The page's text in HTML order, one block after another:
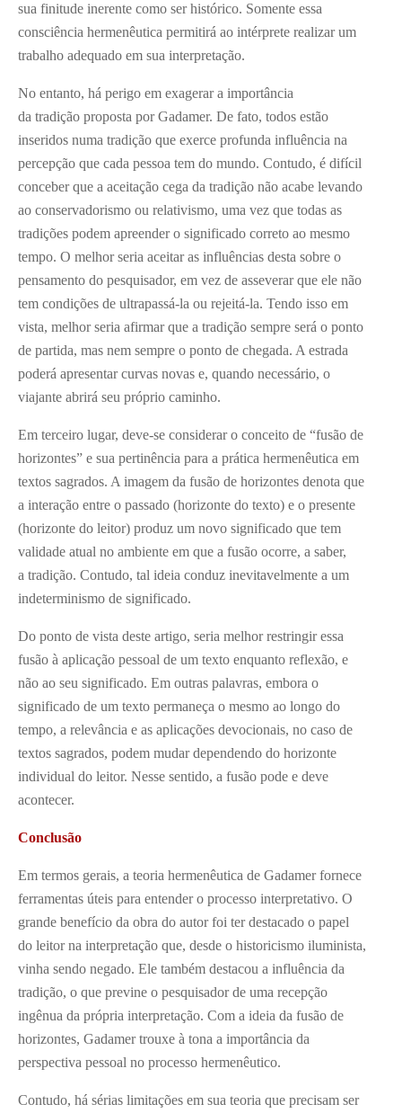
sua finitude inerente como ser histórico. Somente essa
consciência hermenêutica permitirá ao intérprete realizar um
trabalho adequado em sua interpretação.
No entanto, há perigo em exagerar a importância
da tradição proposta por Gadamer. De fato, todos estão
inseridos numa tradição que exerce profunda influência na
percepção que cada pessoa tem do mundo. Contudo, é difícil
conceber que a aceitação cega da tradição não acabe levando
ao conservadorismo ou relativismo, uma vez que todas as
tradições podem apreender o significado correto ao mesmo
tempo. O melhor seria aceitar as influências desta sobre o
pensamento do pesquisador, em vez de asseverar que ele não
tem condições de ultrapassá-la ou rejeitá-la. Tendo isso em
vista, melhor seria afirmar que a tradição sempre será o ponto
de partida, mas nem sempre o ponto de chegada. A estrada
poderá apresentar curvas novas e, quando necessário, o
viajante abrirá seu próprio caminho.
Em terceiro lugar, deve-se considerar o conceito de “fusão de
horizontes” e sua pertinência para a prática hermenêutica em
textos sagrados. A imagem da fusão de horizontes denota que
a interação entre o passado (horizonte do texto) e o presente
(horizonte do leitor) produz um novo significado que tem
validade atual no ambiente em que a fusão ocorre, a saber,
a tradição. Contudo, tal ideia conduz inevitavelmente a um
indeterminismo de significado.
Do ponto de vista deste artigo, seria melhor restringir essa
fusão à aplicação pessoal de um texto enquanto reflexão, e
não ao seu significado. Em outras palavras, embora o
significado de um texto permaneça o mesmo ao longo do
tempo, a relevância e as aplicações devocionais, no caso de
textos sagrados, podem mudar dependendo do horizonte
individual do leitor. Nesse sentido, a fusão pode e deve
acontecer.
Conclusão
Em termos gerais, a teoria hermenêutica de Gadamer fornece
ferramentas úteis para entender o processo interpretativo. O
grande benefício da obra do autor foi ter destacado o papel
do leitor na interpretação que, desde o historicismo iluminista,
vinha sendo negado. Ele também destacou a influência da
tradição, o que previne o pesquisador de uma recepção
ingênua da própria interpretação. Com a ideia da fusão de
horizontes, Gadamer trouxe à tona a importância da
perspectiva pessoal no processo hermenêutico.
Contudo, há sérias limitações em sua teoria que precisam ser